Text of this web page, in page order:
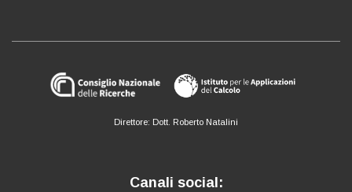
Direttore: Dott. Roberto Natalini
Canali social: